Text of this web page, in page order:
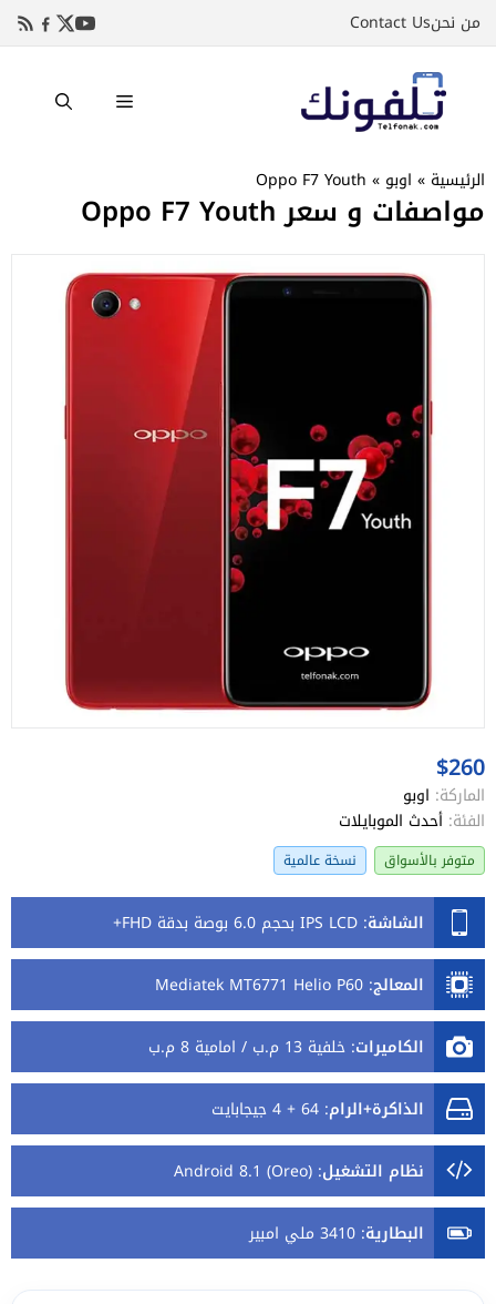
إلىمن نحنContact Us
القائمة
الرئيسية » اوبو »
Oppo F7 Youth
مواصفات و سعر Oppo F7 Youth
$260
الماركة: اوبو
الفئة: أحدث الموبايلات
متوفر بالأسواق نسخة عالمية
الشاشة: IPS LCD بحجم 6.0 بوصة بدقة FHD+
المعالج:
Mediatek MT6771 Helio P60
الكاميرات: خلفية 13 م.ب / امامية 8 م.ب
الذاكرة+الرام: 64 + 4 جيجابايت
نظام التشغيل:
Android 8.1 (Oreo)
البطارية: 3410 ملي امبير